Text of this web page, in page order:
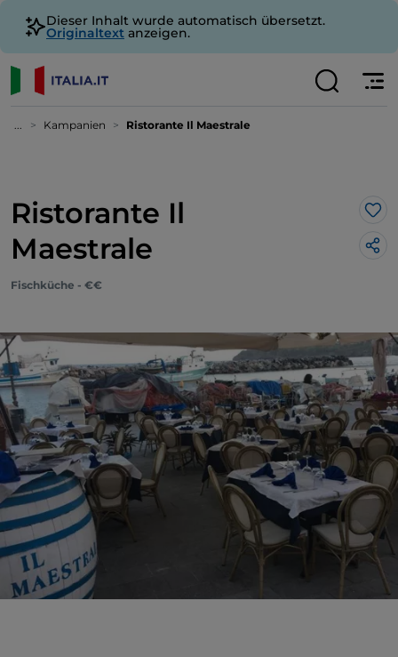
Dieser Inhalt wurde automatisch übersetzt.
Originaltext anzeigen.
... Kampanien Ristorante Il Maestrale
Ristorante Il
Maestrale
Fischküche - €€